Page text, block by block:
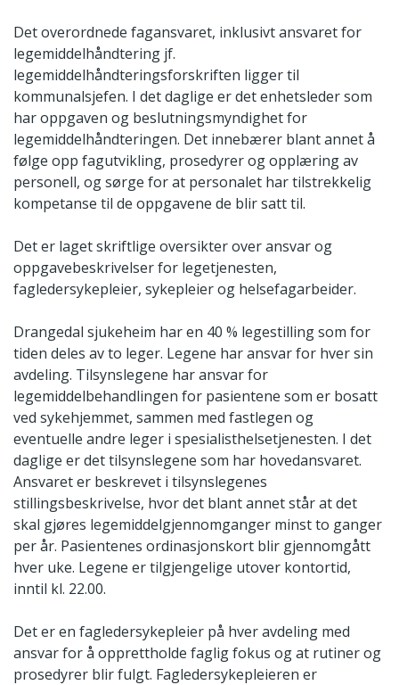
Det overordnede fagansvaret, inklusivt ansvaret for
legemiddelhåndtering jf.
legemiddelhåndteringsforskriften ligger til
kommunalsjefen. I det daglige er det enhetsleder som
har oppgaven og beslutningsmyndighet for
legemiddelhåndteringen. Det innebærer blant annet å
følge opp fagutvikling, prosedyrer og opplæring av
personell, og sørge for at personalet har tilstrekkelig
kompetanse til de oppgavene de blir satt til.
Det er laget skriftlige oversikter over ansvar og
oppgavebeskrivelser for legetjenesten,
fagledersykepleier, sykepleier og helsefagarbeider.
Drangedal sjukeheim har en 40 % legestilling som for
tiden deles av to leger. Legene har ansvar for hver sin
avdeling. Tilsynslegene har ansvar for
legemiddelbehandlingen for pasientene som er bosatt
ved sykehjemmet, sammen med fastlegen og
eventuelle andre leger i spesialisthelsetjenesten. I det
daglige er det tilsynslegene som har hovedansvaret.
Ansvaret er beskrevet i tilsynslegenes
stillingsbeskrivelse, hvor det blant annet står at det
skal gjøres legemiddelgjennomganger minst to ganger
per år. Pasientenes ordinasjonskort blir gjennomgått
hver uke. Legene er tilgjengelige utover kontortid,
inntil kl. 22.00.
Det er en fagledersykepleier på hver avdeling med
ansvar for å opprettholde faglig fokus og at rutiner og
prosedyrer blir fulgt. Fagledersykepleieren er